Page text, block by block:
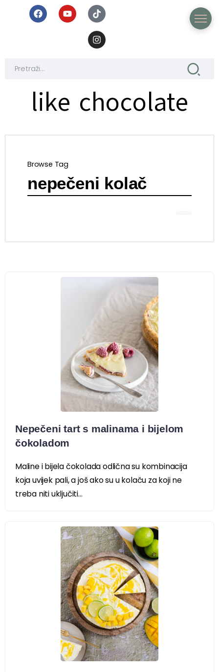
like chocolate
Browse Tag
nepečeni kolač
Nepečeni tart s malinama i bijelom
čokoladom
Maline i bijela čokolada odlična su kombinacija
koja uvijek pali, a još ako su u kolaču za koji ne
treba niti uključiti...